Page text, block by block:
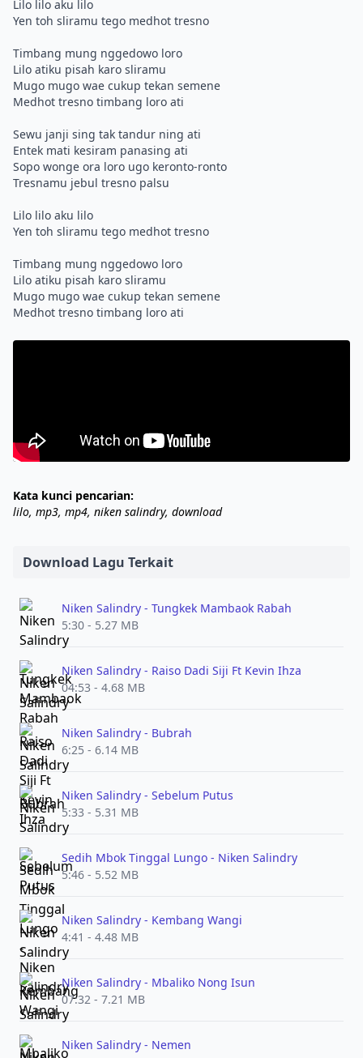
Lilo lilo aku lilo
Yen toh sliramu tego medhot tresno
Timbang mung nggedowo loro
Lilo atiku pisah karo sliramu
Mugo mugo wae cukup tekan semene
Medhot tresno timbang loro ati
Sewu janji sing tak tandur ning ati
Entek mati kesiram panasing ati
Sopo wonge ora loro ugo keronto-ronto
Tresnamu jebul tresno palsu
Lilo lilo aku lilo
Yen toh sliramu tego medhot tresno
Timbang mung nggedowo loro
Lilo atiku pisah karo sliramu
Mugo mugo wae cukup tekan semene
Kata kunci pencarian:
lilo, mp3, mp4, niken salindry, download
Download Lagu Terkait
Niken Salindry - Tungkek Mambaok Rabah
5:30 - 5.27 MB
Niken Salindry - Raiso Dadi Siji Ft Kevin Ihza
04:53 - 4.68 MB
Niken Salindry - Bubrah
6:25 - 6.14 MB
Niken Salindry - Sebelum Putus
5:33 - 5.31 MB
Sedih Mbok Tinggal Lungo - Niken Salindry
5:46 - 5.52 MB
Niken Salindry - Kembang Wangi
4:41 - 4.48 MB
Niken Salindry - Mbaliko Nong Isun
07:32 - 7.21 MB
Niken Salindry - Nemen